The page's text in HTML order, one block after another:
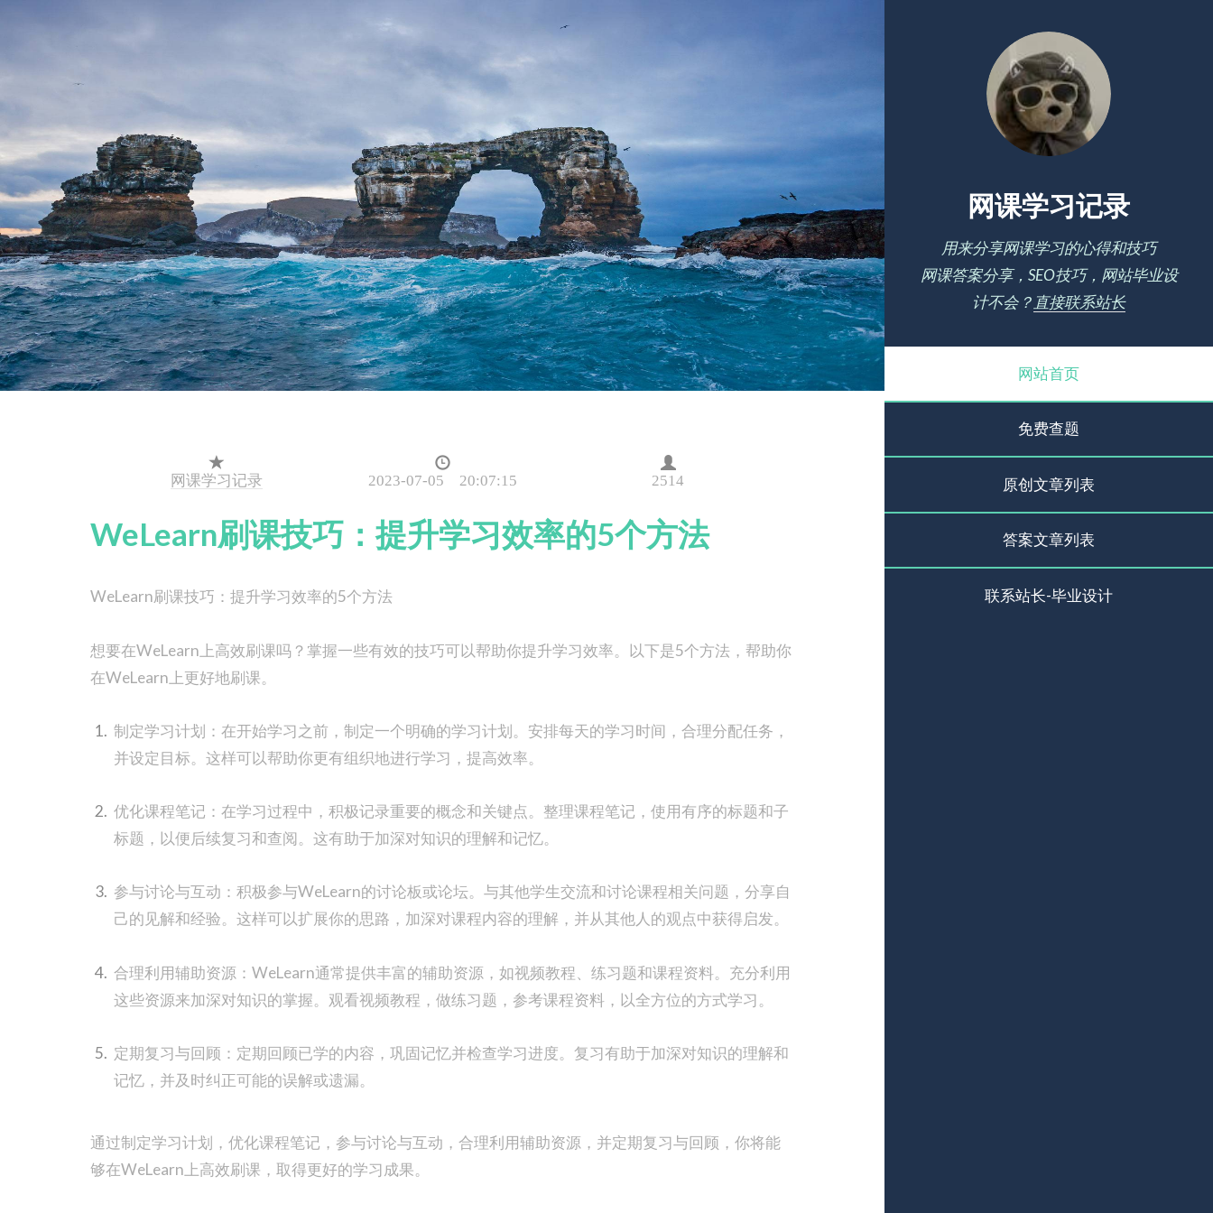
网课学习记录
用来分享网课学习的心得和技巧
网课答案分享，SEO技巧，网站毕业设
计不会？ 直接联系站长
网站首页
免费查题
原创文章列表
答案文章列表
联系站长-毕业设计
网课学习记录 2023-07-05 20:07:15 2514
WeLearn刷课技巧：提升学习效率的5个方法
WeLearn刷课技巧：提升学习效率的5个方法
想要在WeLearn上高效刷课吗？掌握一些有效的技巧可以帮助你提升学习效率。以下是5个方法，帮助你
在WeLearn上更好地刷课。
制定学习计划：在开始学习之前，制定一个明确的学习计划。安排每天的学习时间，合理分配任务，
并设定目标。这样可以帮助你更有组织地进行学习，提高效率。
优化课程笔记：在学习过程中，积极记录重要的概念和关键点。整理课程笔记，使用有序的标题和子
标题，以便后续复习和查阅。这有助于加深对知识的理解和记忆。
参与讨论与互动：积极参与WeLearn的讨论板或论坛。与其他学生交流和讨论课程相关问题，分享自
己的见解和经验。这样可以扩展你的思路，加深对课程内容的理解，并从其他人的观点中获得启发。
合理利用辅助资源：WeLearn通常提供丰富的辅助资源，如视频教程、练习题和课程资料。充分利用
这些资源来加深对知识的掌握。观看视频教程，做练习题，参考课程资料，以全方位的方式学习。
定期复习与回顾：定期回顾已学的内容，巩固记忆并检查学习进度。复习有助于加深对知识的理解和
记忆，并及时纠正可能的误解或遗漏。
通过制定学习计划，优化课程笔记，参与讨论与互动，合理利用辅助资源，并定期复习与回顾，你将能
够在WeLearn上高效刷课，取得更好的学习成果。